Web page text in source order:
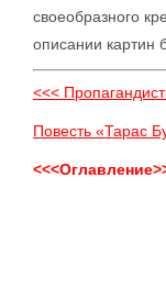
своеобразного
описании картин
<<<
Повесть «Тарас